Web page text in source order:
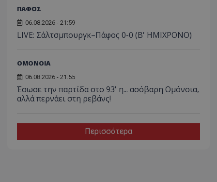
ΠΑΦΟΣ
06.08.2026 - 21:59
LIVE: Σάλτσμπουργκ–Πάφος 0-0 (Β' ΗΜΙΧΡΟΝΟ)
ΟΜΟΝΟΙΑ
06.08.2026 - 21:55
Έσωσε την παρτίδα στο 93' η... ασόβαρη Ομόνοια,
αλλά περνάει στη ρεβάνς!
Περισσότερα